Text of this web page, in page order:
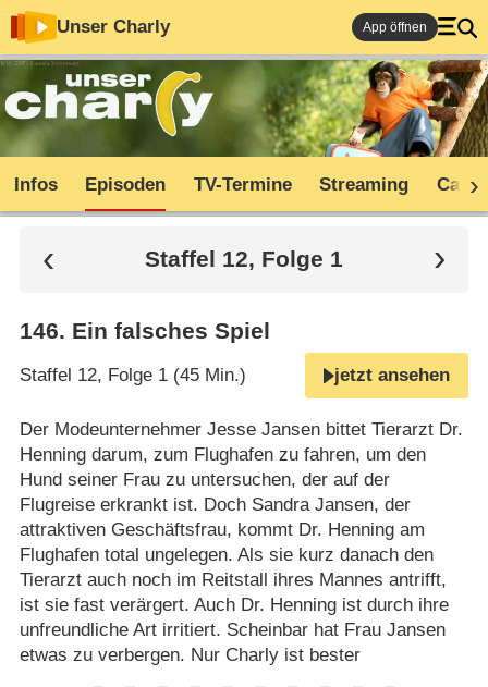
Unser Charly App öffnen
Infos Episoden TV-Termine Streaming Cast
Staffel 12, Folge 1
146. Ein falsches Spiel
Staffel 12, Folge 1 (45 Min.) jetzt ansehen
Der Modeunternehmer Jesse Jansen bittet Tierarzt Dr.
Henning darum, zum Flughafen zu fahren, um den
Hund seiner Frau zu untersuchen, der auf der
Flugreise erkrankt ist. Doch Sandra Jansen, der
attraktiven Geschäftsfrau, kommt Dr. Henning am
Flughafen total ungelegen. Als sie kurz danach den
Tierarzt auch noch im Reitstall ihres Mannes antrifft,
ist sie fast verärgert. Auch Dr. Henning ist durch ihre
unfreundliche Art irritiert. Scheinbar hat Frau Jansen
etwas zu verbergen. Nur Charly ist bester